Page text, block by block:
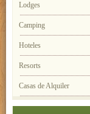
Lodges
Camping
Hoteles
Resorts
Casas de Alquiler